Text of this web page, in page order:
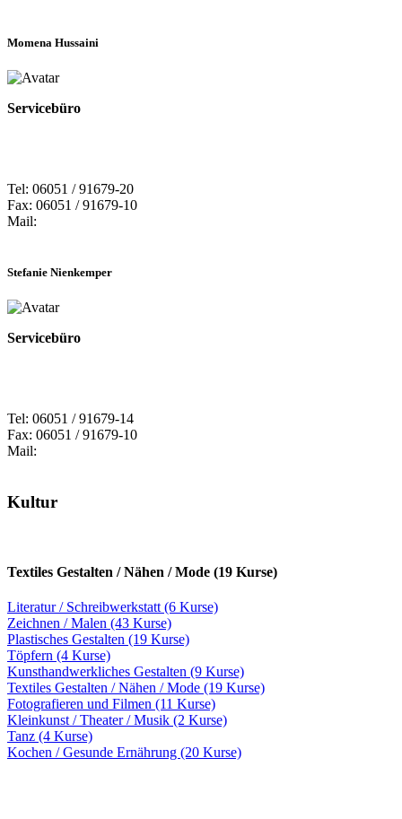
Momena Hussaini
Servicebüro
Tel: 06051 / 91679-20
Fax: 06051 / 91679-10
Mail:
Stefanie Nienkemper
Servicebüro
Tel: 06051 / 91679-14
Fax: 06051 / 91679-10
Mail:
Kultur
Textiles Gestalten / Nähen / Mode (19 Kurse)
Literatur / Schreibwerkstatt (6 Kurse)
Zeichnen / Malen (43 Kurse)
Plastisches Gestalten (19 Kurse)
Töpfern (4 Kurse)
Kunsthandwerkliches Gestalten (9 Kurse)
Textiles Gestalten / Nähen / Mode (19 Kurse)
Fotografieren und Filmen (11 Kurse)
Kleinkunst / Theater / Musik (2 Kurse)
Tanz (4 Kurse)
Kochen / Gesunde Ernährung (20 Kurse)